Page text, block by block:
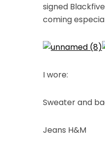
signed
coming
I wore:
Sweater and
Jeans H&M